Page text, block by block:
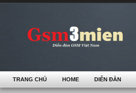
TRANG CHỦ HOME DIỄN ĐÀN